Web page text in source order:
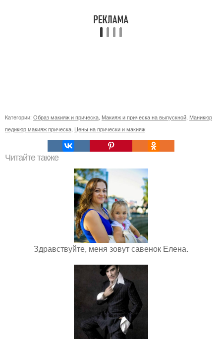
Категории: Образ макияж и прическа Макияж и прическа на выпускной Маникюр
педикюр макияж прическа Цены на прически и макияж
Читайте также
Здравствуйте, меня зовут савенок Елена.